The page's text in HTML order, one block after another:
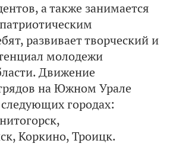
а также занимается
развивает творческий и
молодежи
Движение
на Южном Урале
городах:
Коркино, Троицк.